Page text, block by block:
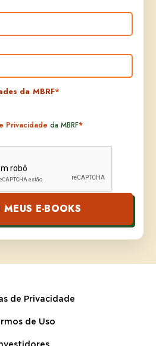
da MBRF*
Privacidade da MBRF*
MEUS E-BOOKS
de Privacidade
de Uso